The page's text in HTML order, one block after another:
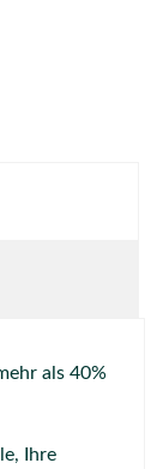
als 40%
Ihre